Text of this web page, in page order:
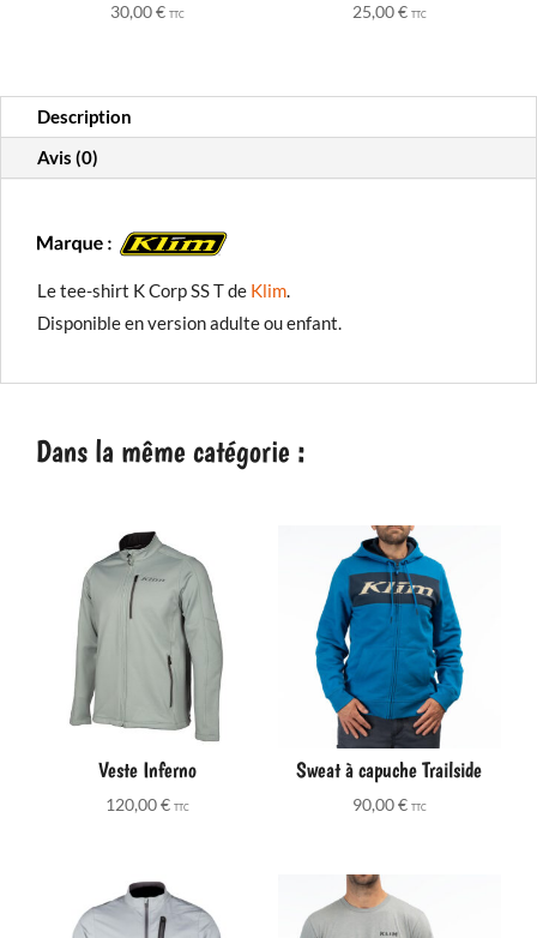
30,00€ TTC 25,00€ TTC
Description
Avis (0)
Le tee-shirt K Corp SS T de Klim.
Disponible en version adulte ou enfant.
Dans la même catégorie :
Veste Inferno
120,00€ TTC
Sweat à capuche Trailside
90,00€ TTC